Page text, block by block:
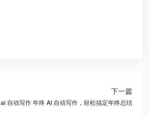
下一篇
ai 自动写作 年终 AI 自动写作，轻松搞定年终总结